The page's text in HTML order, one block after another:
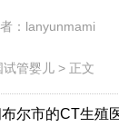
：lanyunmami
试管婴儿 > 正文
尔市的CT生殖